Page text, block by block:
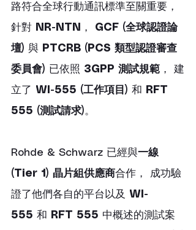
路符合全球行動通訊標準至關重要，
針對 NR-NTN ， GCF (全球認證論
壇) 與 PTCRB (PCS 類型認證審查
委員會) 已依照 3GPP 測試規範 ， 建
立了 WI-555 (工作項目) 和 RFT
555 (測試請求)。
Rohde & Schwarz 已經與一線
(Tier 1) 晶片組供應商合作， 成功驗
證了他們各自的平台以及 WI-
555 和 RFT 555 中概述的測試案